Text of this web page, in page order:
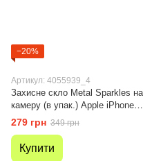
−20%
Артикул: 4055939_4
Захисне скло Metal Sparkles на
камеру (в упак.) Apple iPhone
11 Pro Max (Срібний / Silver)
279 грн 349 грн
Купити